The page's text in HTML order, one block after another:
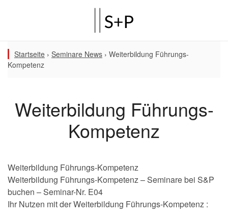
Startseite › Seminare News › Weiterbildung Führungs-
Kompetenz
Weiterbildung Führungs-
Kompetenz
Weiterbildung Führungs-Kompetenz
Weiterbildung Führungs-Kompetenz – Seminare bei S&P
buchen – Seminar-Nr. E04
Ihr Nutzen mit der Weiterbildung Führungs-Kompetenz :